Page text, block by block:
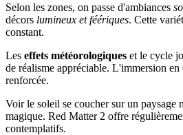
Selon les zones, on passe d'ambiances
décors lumineux et féériques. Cette
constant.
Les effets météorologiques et le cycle
de réalisme appréciable. L'immersion en
renforcée.
Voir le soleil se coucher sur un paysage
magique. Red Matter 2 offre
contemplatifs.